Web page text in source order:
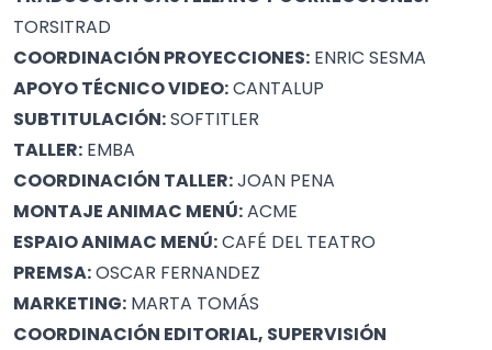
TORSITRAD
COORDINACIÓN PROYECCIONES: ENRIC SESMA
APOYO TÉCNICO VIDEO:CANTALUP
SUBTITULACIÓN:SOFTITLER
TALLER: EMBA
COORDINACIÓN TALLER:JOAN PENA
MONTAJE ANIMAC MENÚ:ACME
ESPAIO ANIMAC MENÚ:CAFÉ DEL TEATRO
PREMSA:OSCAR FERNANDEZ
MARKETING: MARTA TOMÁS
COORDINACIÓN EDITORIAL, SUPERVISIÓN